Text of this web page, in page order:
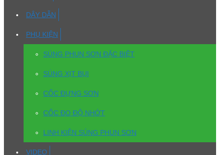
DÂY DẪN
PHỤ KIỆN
SÚNG PHUN SƠN ĐẶC BIỆT
SÚNG XỊT BỤI
CỐC ĐỰNG SƠN
CỐC ĐO ĐỘ NHỚT
LINH KIỆN SÚNG PHUN SƠN
VIDEO